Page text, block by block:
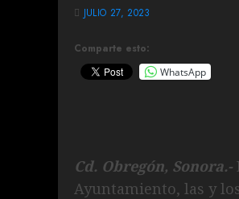
Comparte esto:
WhatsApp
JULIO 27, 2023
Cd. Obregón, Sonora.-
Ayuntamiento, las y